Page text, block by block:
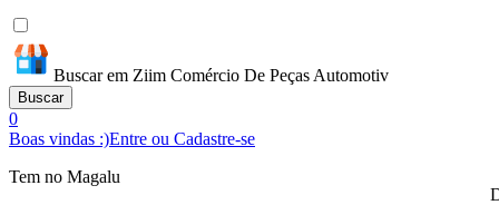
Buscar em Ziim Comércio De Peças Automotiv
Buscar
0
Boas vindas :)Entre ou Cadastre-se
Tem no Magalu